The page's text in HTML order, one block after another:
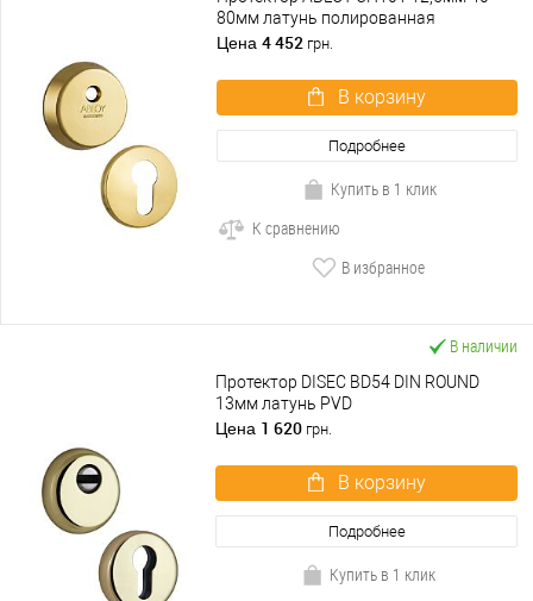
80мм латунь полированная
Цена 4 452 грн.
В корзину
Подробнее
Купить в 1 клик
К сравнению
В избранное
В наличии
Протектор DISEC BD54 DIN ROUND
13мм латунь PVD
Цена 1 620 грн.
В корзину
Подробнее
Купить в 1 клик